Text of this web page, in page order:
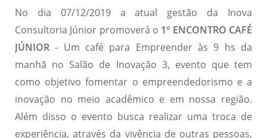
No dia 07/12/2019 a atual gestão da Inova
Consultoria Júnior promoverá o 1º ENCONTRO CAFÉ
JÚNIOR - Um café para Empreender às 9 hs da
manhã no Salão de Inovação 3, evento que tem
como objetivo fomentar o empreendedorismo e a
inovação no meio acadêmico e em nossa região.
Além disso o evento busca realizar uma troca de
experiência, através da vivência de outras pessoas,